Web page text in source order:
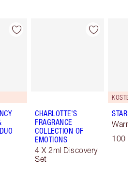
1 von 29 Artikel 2 von 29
CHARLOTTE'S
FRAGRANCE
COLLECTION OF
EMOTIONS
4 X 2ml Discovery
Set
STAR
Warm
100